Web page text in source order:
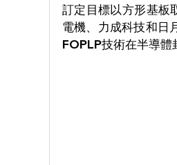
訂定目標以方形基板
電機、力成科技和日
FOPLP技術在半導體